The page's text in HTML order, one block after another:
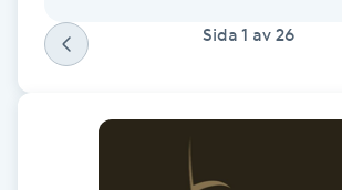
Gravidyoga
Sida 1 av 26